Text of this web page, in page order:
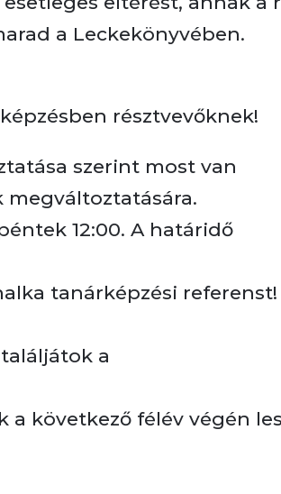
a Leckekönyvében.
résztvevőknek!
szerint most van
megváltoztatására.
12:00. A határidő
tanárképzési referenst!
a
következő félév végén